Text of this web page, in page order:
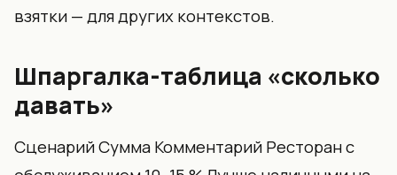
взятки — для других контекстов.
Шпаргалка-таблица «сколько
давать»
Сценарий Сумма Комментарий Ресторан с